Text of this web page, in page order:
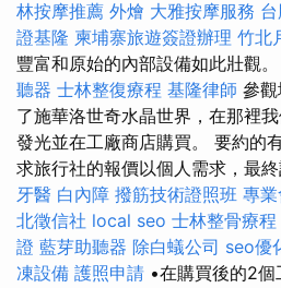
林按摩推薦 外燴 大雅按摩服務
證基隆 柬埔寨旅遊簽證辦理 竹北
豐富和原始的內部設備如此壯觀。
聽器 士林整復療程 基隆律師 參
了施華洛世奇水晶世界，在那裡
發光並在工廠商店購買。 要約的
求旅行社的報價以個人需求，最終
牙醫 白內障 撥筋技術證照班 專
北徵信社 local seo 士林整骨療程
證 藍芽助聽器 除白蟻公司 seo優
凍設備 護照申請 •在購買後的2